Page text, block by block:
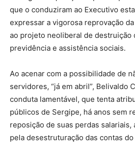
que o conduziram ao Executivo
expressar a vigorosa reprovação
ao projeto neoliberal de destruição
previdência e assistência sociais.
Ao acenar com a possibilidade de
servidores, “já em abril”, Belivaldo
conduta lamentável, que tenta
públicos de Sergipe, há anos sem
reposição de suas perdas salariais,
pela desestruturação das contas